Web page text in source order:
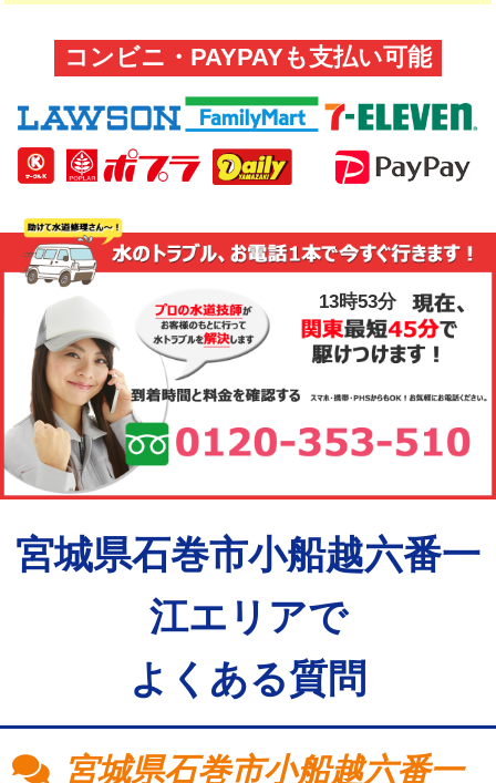
コンビニ・PAYPAYも支払い可能
13時53分
宮城県石巻市小船越六番一
江エリアで
よくある質問
宮城県石巻市小船越六番一